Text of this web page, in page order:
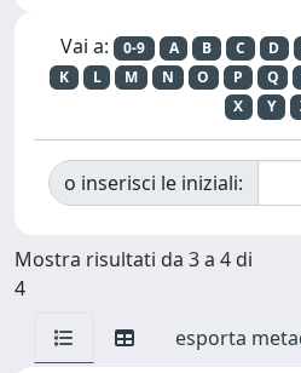
Vai a: 0-9 A B C D
K
L M N O P Q
X
Y
o inserisci le iniziali:
Mostra risultati da 3 a 4 di
4
esporta